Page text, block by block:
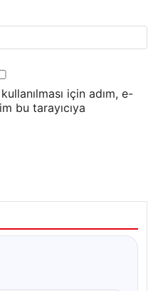
için adım, e-
bu tarayıcıya